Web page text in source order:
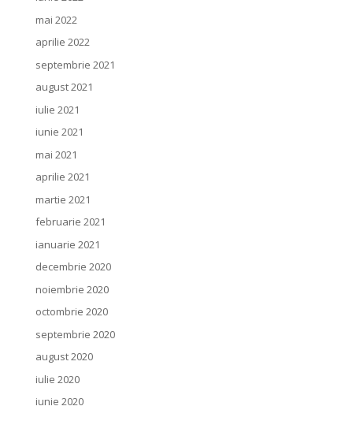
mai 2022
aprilie 2022
septembrie 2021
august 2021
iulie 2021
iunie 2021
mai 2021
aprilie 2021
martie 2021
februarie 2021
ianuarie 2021
decembrie 2020
noiembrie 2020
octombrie 2020
septembrie 2020
august 2020
iulie 2020
iunie 2020